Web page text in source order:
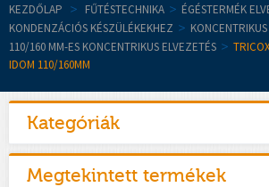
KEZDŐLAP > FŰTÉSTECHNIKA > ÉGÉSTERMÉK
KONDENZÁCIÓS KÉSZÜLÉKEKHEZ >
110/160 MM-ES KONCENTRIKUS ELVEZETÉS >
IDOM 110/160MM
Kategóriák
Megtekintett termékek